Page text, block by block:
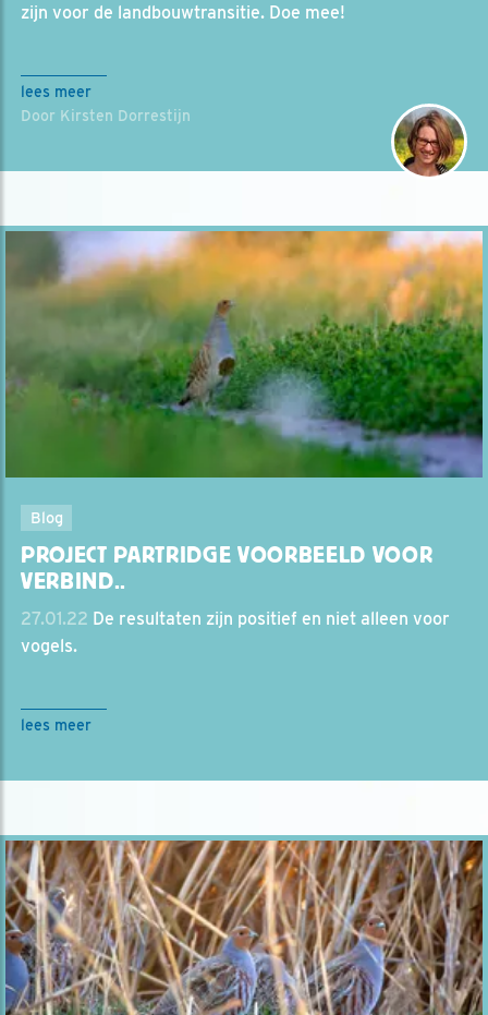
zijn voor de landbouwtransitie. Doe mee!
lees meer
Door Kirsten Dorrestijn
Blog
PROJECT PARTRIDGE VOORBEELD VOOR
VERBIND..
27.01.22 De resultaten zijn positief en niet alleen voor
vogels.
lees meer